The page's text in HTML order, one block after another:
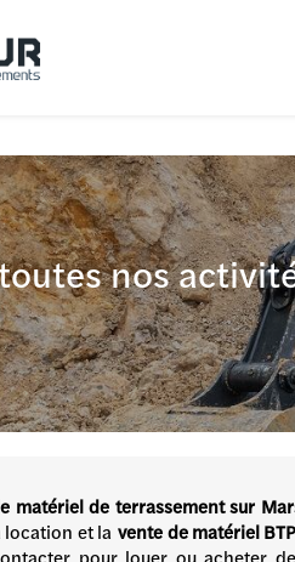
nos
matériel de terrassement sur
location et lavente de matériel
pour louer ou acheter